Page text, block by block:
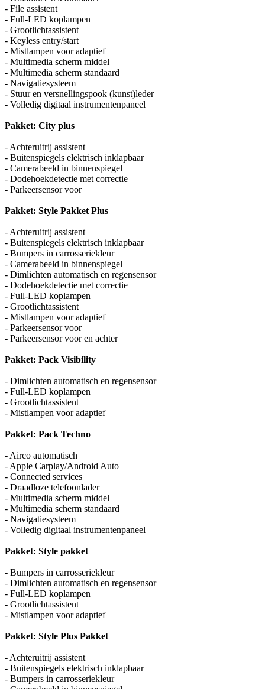
- File assistent
- Full-LED koplampen
- Grootlichtassistent
- Keyless entry/start
- Mistlampen voor adaptief
- Multimedia scherm middel
- Multimedia scherm standaard
- Navigatiesysteem
- Stuur en versnellingspook (kunst)leder
- Volledig digitaal instrumentenpaneel
Pakket: City plus
- Achteruitrij assistent
- Buitenspiegels elektrisch inklapbaar
- Camerabeeld in binnenspiegel
- Dodehoekdetectie met correctie
- Parkeersensor voor
Pakket: Style Pakket Plus
- Achteruitrij assistent
- Buitenspiegels elektrisch inklapbaar
- Bumpers in carrosseriekleur
- Camerabeeld in binnenspiegel
- Dimlichten automatisch en regensensor
- Dodehoekdetectie met correctie
- Full-LED koplampen
- Grootlichtassistent
- Mistlampen voor adaptief
- Parkeersensor voor
- Parkeersensor voor en achter
Pakket: Pack Visibility
- Dimlichten automatisch en regensensor
- Full-LED koplampen
- Grootlichtassistent
- Mistlampen voor adaptief
Pakket: Pack Techno
- Airco automatisch
- Apple Carplay/Android Auto
- Connected services
- Draadloze telefoonlader
- Multimedia scherm middel
- Multimedia scherm standaard
- Navigatiesysteem
- Volledig digitaal instrumentenpaneel
Pakket: Style pakket
- Bumpers in carrosseriekleur
- Dimlichten automatisch en regensensor
- Full-LED koplampen
- Grootlichtassistent
- Mistlampen voor adaptief
Pakket: Style Plus Pakket
- Achteruitrij assistent
- Buitenspiegels elektrisch inklapbaar
- Bumpers in carrosseriekleur